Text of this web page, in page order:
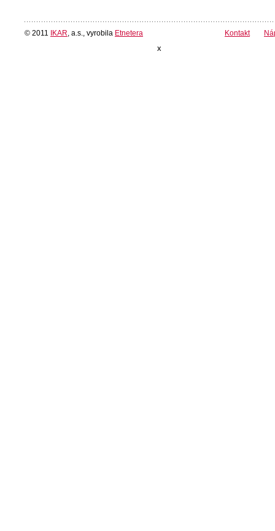
© 2011 IKAR , a.s., vyrobila Etnetera Kontakt
x